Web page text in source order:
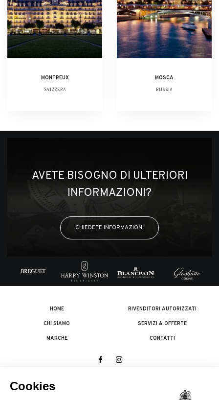
MONTREUX
SVIZZERA
MOSCA
RUSSIA
AVETE BISOGNO DI ULTERIORI
INFORMAZIONI?
CHIEDETE INFORMAZIONI
HOME
CHI SIAMO
MARCHE
RIVENDITORI AUTORIZZATI
SERVIZI & OFFERTE
CONTATTI